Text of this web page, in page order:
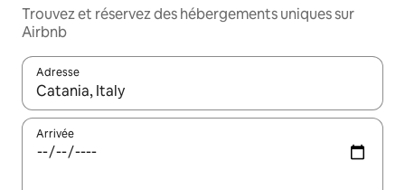
Trouvez et réservez des hébergements uniques sur
Airbnb
Adresse
Lorsque les résultats s'affichent, utilisez les flèches vers le
Arrivée